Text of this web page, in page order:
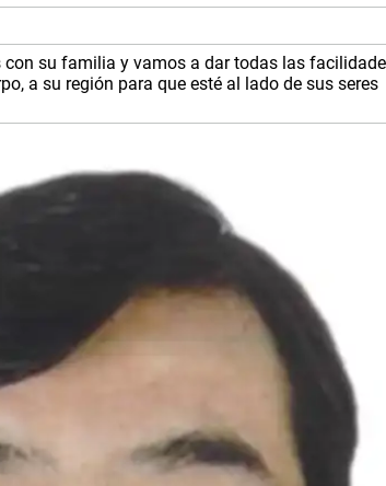
con su familia y vamos a dar todas las
a su región para que esté al lado de sus seres